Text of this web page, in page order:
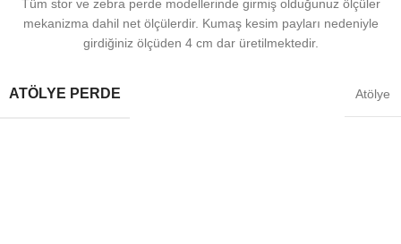
Tüm stor ve zebra perde modellerinde girmiş olduğunuz ölçüler
mekanizma dahil net ölçülerdir. Kumaş kesim payları nedeniyle
girdiğiniz ölçüden 4 cm dar üretilmektedir.
ATÖLYE PERDE Atölye